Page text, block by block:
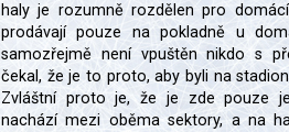
haly je rozumně rozdělen pro
prodávají pouze na pokladně u
samozřejmě není vpuštěn nikdo s
čekal, že je to proto, aby byli na
Zvláštní proto je, že je zde pouze
nachází mezi oběma sektory, a na